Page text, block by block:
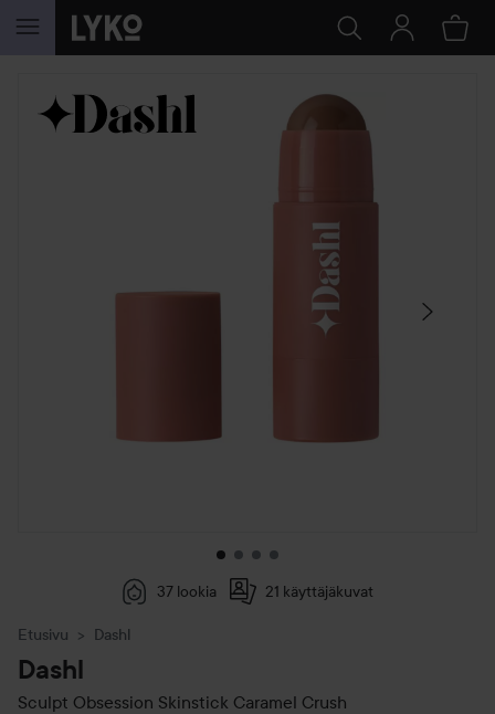
SIIRTYÄ JHK SISÄLTÖÖN
OHITA OSIO
37 lookia 21 käyttäjäkuvat
Etusivu Dashl
Dashl
Sculpt Obsession Skinstick Caramel Crush